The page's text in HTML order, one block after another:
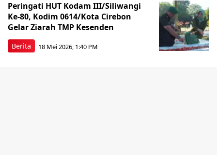
Berita
Peringati HUT Kodam III/Siliwangi
Ke-80, Kodim 0614/Kota Cirebon
Gelar Ziarah TMP Kesenden
18 Mei 2026, 1:40 PM